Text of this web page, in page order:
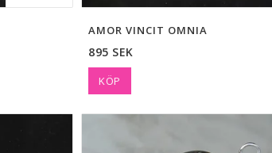
AMOR VINCIT OMNIA
895 SEK
KÖP